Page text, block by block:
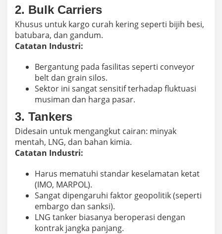
2. Bulk Carriers
Khusus untuk kargo curah kering seperti bijih besi,
batubara, dan gandum.
Catatan Industri:
Bergantung pada fasilitas seperti conveyor
belt dan grain silos.
Sektor ini sangat sensitif terhadap fluktuasi
musiman dan harga pasar.
3. Tankers
Didesain untuk mengangkut cairan: minyak
mentah, LNG, dan bahan kimia.
Catatan Industri:
Harus mematuhi standar keselamatan ketat
(IMO, MARPOL).
Sangat dipengaruhi faktor geopolitik (seperti
embargo dan sanksi).
LNG tanker biasanya beroperasi dengan
kontrak jangka panjang.